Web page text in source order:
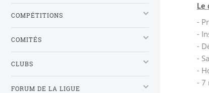
Le
-
-
-
-
-
- 7
COMPÉTITIONS
COMITÉS
CLUBS
FORUM DE LA LIGUE